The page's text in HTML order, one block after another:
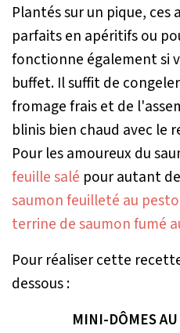
Plantés sur un pique, ces
parfaits en apéritifs ou
fonctionne également si
buffet. Il suffit de
fromage frais et de
blinis bien chaud avec le
Pour les amoureux du
feuille salé pour autant
saumon feuilleté au pesto
terrine de saumon fumé
Pour réaliser cette
dessous :
MINI-DÔMES